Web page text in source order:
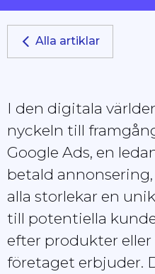
Alla artiklar
I den digitala
nyckeln till
Google Ads, en
betald
alla storlekar en
till potentiella
efter produkter
företaget erbjuder.